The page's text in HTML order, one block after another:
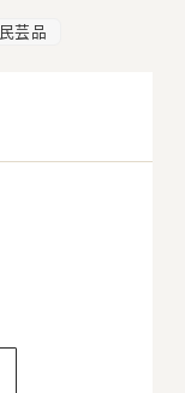
民芸品